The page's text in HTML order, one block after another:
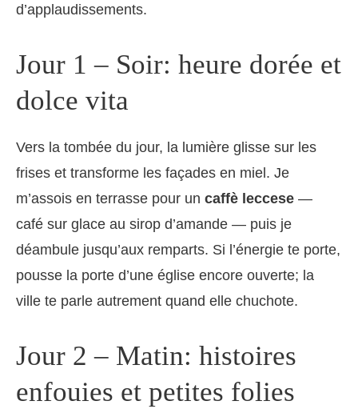
d’applaudissements.
Jour 1 – Soir: heure dorée et
dolce vita
Vers la tombée du jour, la lumière glisse sur les
frises et transforme les façades en miel. Je
m’assois en terrasse pour un caffè leccese —
café sur glace au sirop d’amande — puis je
déambule jusqu’aux remparts. Si l’énergie te porte,
pousse la porte d’une église encore ouverte; la
ville te parle autrement quand elle chuchote.
Jour 2 – Matin: histoires
enfouies et petites folies